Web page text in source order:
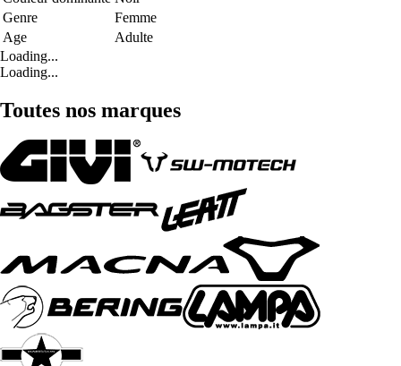
Genre
Femme
Age
Adulte
Loading...
Loading...
Toutes nos marques